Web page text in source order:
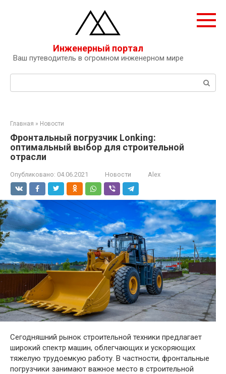
Инженерный портал
Ваш путеводитель в огромном инженерном мире
Поиск:
Главная » Новости
Фронтальный погрузчик Lonking:
оптимальный выбор для строительной
отрасли
Опубликовано: 04.06.2021 Новости Alex
Сегодняшний рынок строительной техники предлагает
широкий спектр машин, облегчающих и ускоряющих
тяжелую трудоемкую работу. В частности, фронтальные
погрузчики занимают важное место в строительной